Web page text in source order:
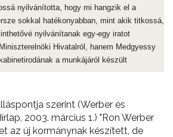
nyilvánította, hogy mi hangzik el a
sokkal hatékonyabban, mint akik titkossá,
nyilvánítanak egy-egy iratot
Hivatalról, hanem Medgyessy
a munkájáról készült
szerint (Werber és
2003. március 1.) "Ron Werber
az új kormánynak készített, de